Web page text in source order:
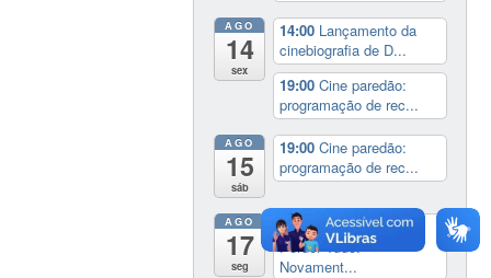
AGO
14
sex
14:00 Lançamento da
cinebiografia de D...
19:00Cine paredão:
programação de rec...
AGO
15
sáb
19:00Cine paredão:
programação de rec...
AGO
17
seg
dia inteiro
Exposição:
Perder Tudo.
Novament...